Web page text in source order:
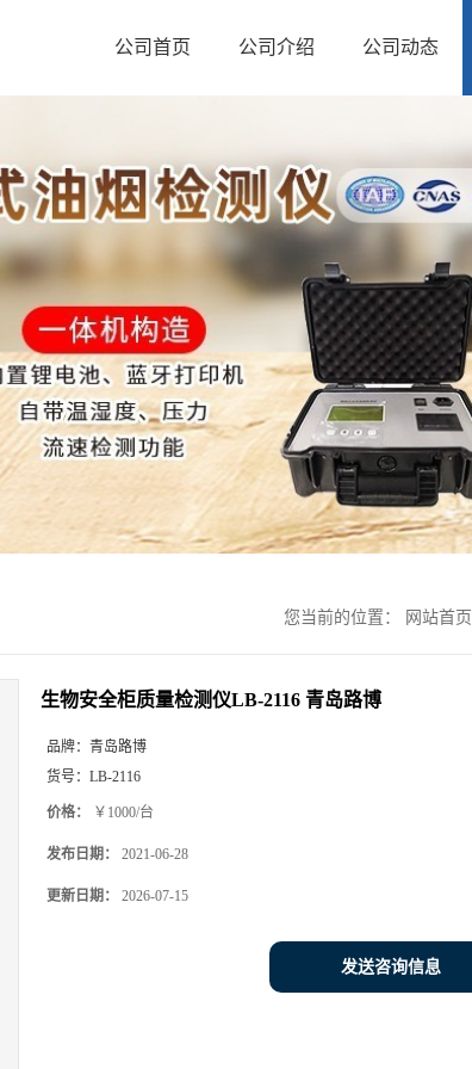
公司首页 公司介绍 公司动态
您当前的位置： 网站首页
生物安全柜质量检测仪LB-2116 青岛路博
品牌： 青岛路博
货号： LB-2116
价格： ￥1000/台
发布日期： 2021-06-28
更新日期： 2026-07-15
发送咨询信息